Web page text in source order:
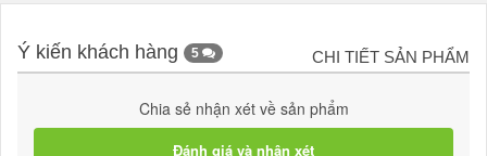
Ý kiến khách hàng 5 CHI TIẾT SẢN PHẨM
Chia sẻ nhận xét về sản phẩm
Đánh giá và nhận xét